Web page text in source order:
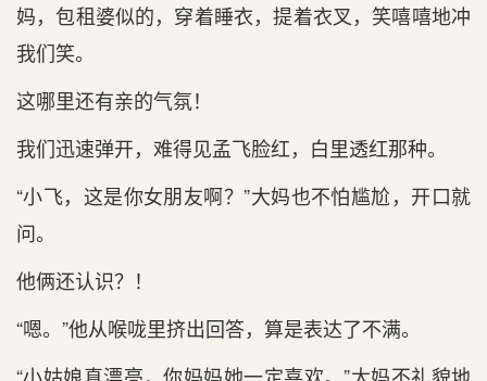
妈，包租婆似的，穿着睡衣，提着衣叉，笑嘻嘻地冲
我们笑。
这哪里还有亲的气氛！
我们迅速弹开，难得见孟飞脸红，白里透红那种。
“小飞，这是你女朋友啊？”大妈也不怕尴尬，开口就
问。
他俩还认识？！
“嗯。”他从喉咙里挤出回答，算是表达了不满。